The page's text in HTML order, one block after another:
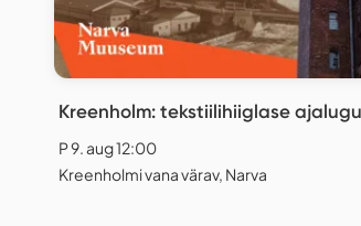
Kreenholm: tekstiilihiiglase ajalugu
P 9. aug 12:00
Kreenholmi vana värav, Narva